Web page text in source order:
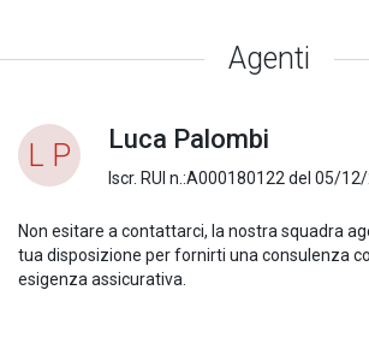
Agenti
L P Luca Palombi
Iscr. RUI n.:A000180122 del 05/
Non esitare a contattarci, la nostra squadra
tua disposizione per fornirti una consulenza
esigenza assicurativa.